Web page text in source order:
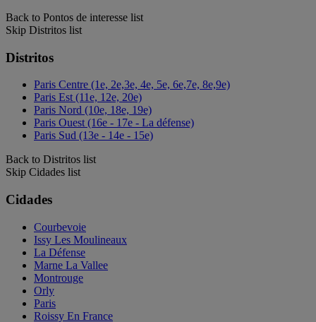
Back to Pontos de interesse list
Skip Distritos list
Distritos
Paris Centre (1e, 2e,3e, 4e, 5e, 6e,7e, 8e,9e)
Paris Est (11e, 12e, 20e)
Paris Nord (10e, 18e, 19e)
Paris Ouest (16e - 17e - La défense)
Paris Sud (13e - 14e - 15e)
Back to Distritos list
Skip Cidades list
Cidades
Courbevoie
Issy Les Moulineaux
La Défense
Marne La Vallee
Montrouge
Orly
Paris
Roissy En France